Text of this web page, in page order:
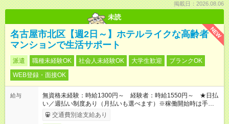
掲載日：2026.08.06
未読
NEW
名古屋市北区【週2日～】ホテルライクな高齢者
マンションで生活サポート
派遣 職種未経験OK 社会人未経験OK 大学生歓迎
ブランクOK
WEB登録・面接OK
給与
無資格未経験：時給1300円～ 経験者：時給1550円～ ★日払
い／週払い制度あり（月払いも選べます）※稼働開始時は手続き
完了次第のお支払いとなります。
交通費別途支給あり